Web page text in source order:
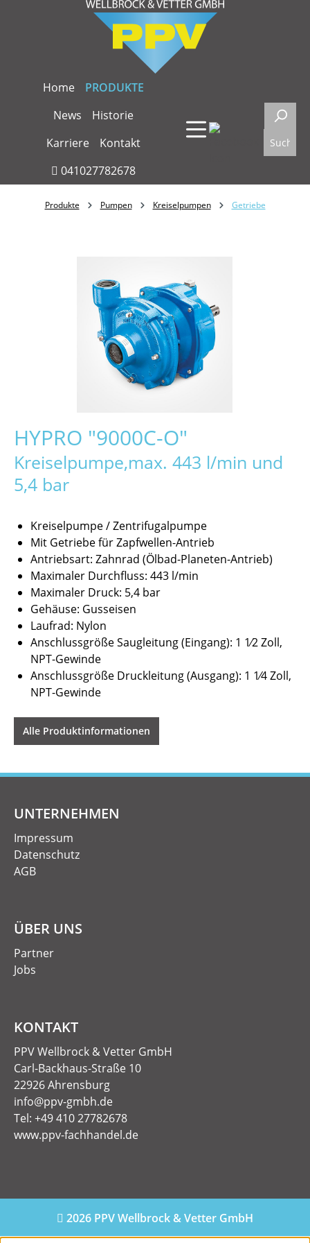
Zum Hauptinhalt springen
Home
PRODUKTE
News
Historie
Karriere
Kontakt
041027782678
Produkte Pumpen Kreiselpumpen Getriebe
HYPRO "9000C-O"
Kreiselpumpe,max. 443 l/min und
5,4 bar
Kreiselpumpe / Zentrifugalpumpe
Mit Getriebe für Zapfwellen-Antrieb
Antriebsart: Zahnrad (Ölbad-Planeten-Antrieb)
Maximaler Durchfluss: 443 l/min
Maximaler Druck: 5,4 bar
Gehäuse: Gusseisen
Laufrad: Nylon
Anschlussgröße Saugleitung (Eingang): 1 1⁄2 Zoll,
NPT-Gewinde
Anschlussgröße Druckleitung (Ausgang): 1 1⁄4 Zoll,
NPT-Gewinde
Alle Produktinformationen
UNTERNEHMEN
Impressum
Datenschutz
AGB
ÜBER UNS
Partner
Jobs
KONTAKT
PPV Wellbrock & Vetter GmbH
Carl-Backhaus-Straße 10
22926 Ahrensburg
info@ppv-gmbh.de
Tel: +49 410 27782678
www.ppv-fachhandel.de
2026 PPV Wellbrock & Vetter GmbH